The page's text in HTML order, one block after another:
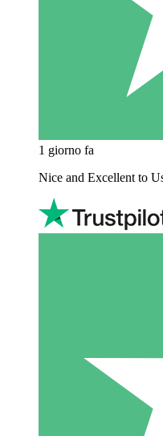
1 giorno fa
Nice and Excellent to